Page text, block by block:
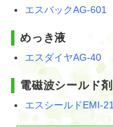
エスバックAG-601
めっき液
エスダイヤAG-40
電磁波シールド剤
エスシールドEMI-21